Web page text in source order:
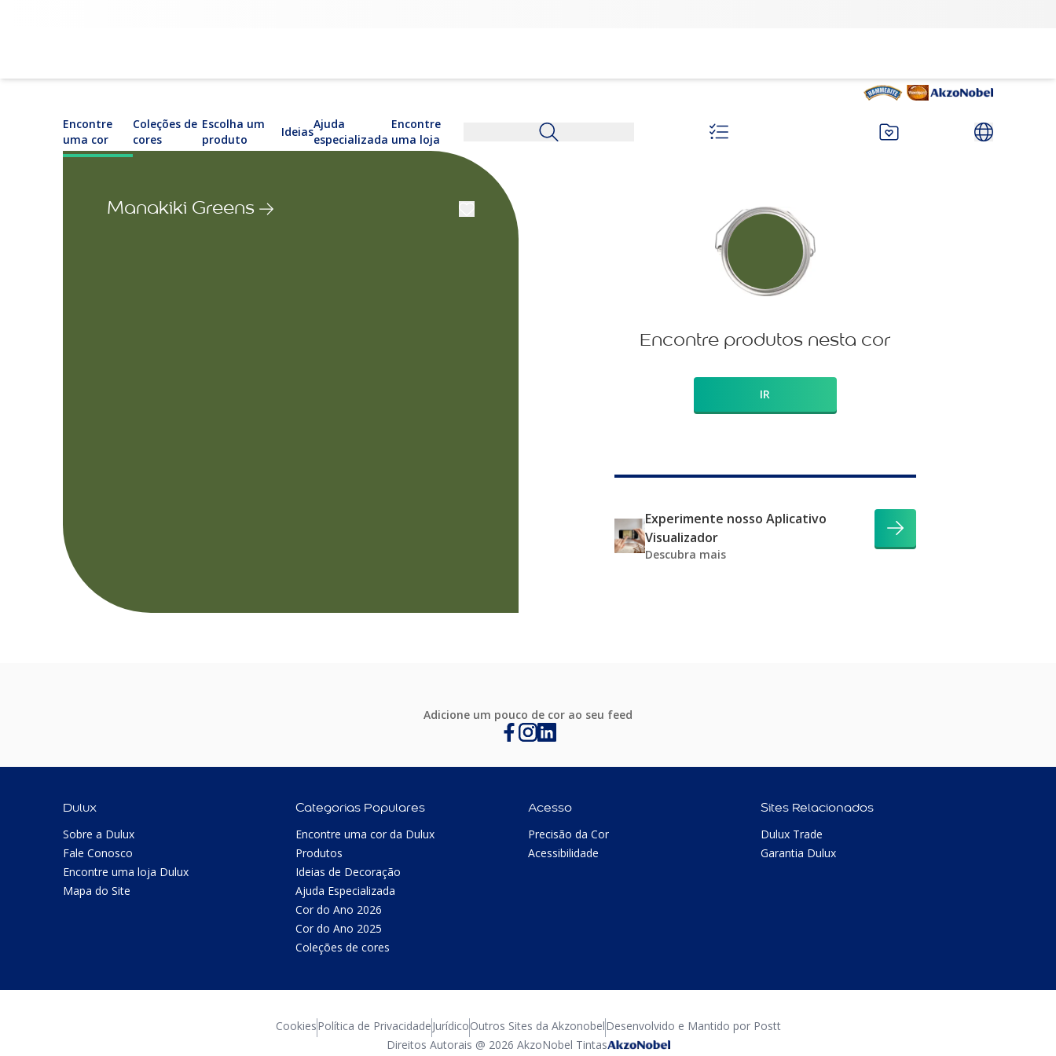
Encontre
uma cor
Coleções de
cores
Escolha um
produto
Ideias
Ajuda
especializada
Encontre
uma loja
Manakiki Greens
Encontre produtos nesta cor
IR
Experimente nosso Aplicativo
Visualizador
Descubra mais
Adicione um pouco de cor ao seu feed
Dulux
Sobre a Dulux
Fale Conosco
Encontre uma loja Dulux
Mapa do Site
Categorias Populares
Encontre uma cor da Dulux
Produtos
Ideias de Decoração
Ajuda Especializada
Cor do Ano 2026
Cor do Ano 2025
Coleções de cores
Acesso
Precisão da Cor
Acessibilidade
Sites Relacionados
Dulux Trade
Garantia Dulux
CookiesPolítica de PrivacidadeJurídicoOutros Sites da AkzonobelDesenvolvido e Mantido por Postt
Direitos Autorais @ 2026 AkzoNobel Tintas